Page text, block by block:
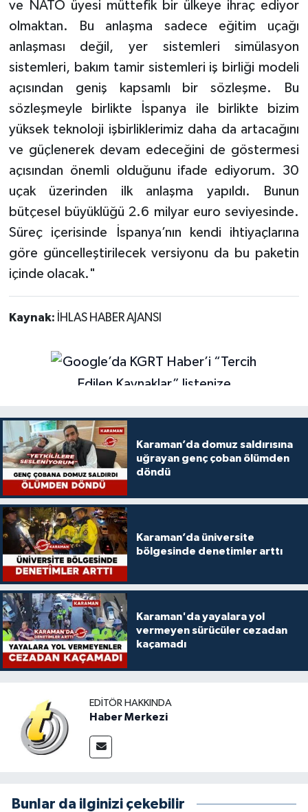
ve NATO üyesi müttefik bir ülkeye ihraç ediyor
olmaktan. Bu anlaşma sadece eğitim uçağı
anlaşması değil, yer sistemleri simülasyon
sistemleri, bakım tamir sistemleri iş birliği modeli
açısından geniş kapsamlı bir sözleşme. Bu
sözleşmeyle birlikte İspanya ile birlikte bizim
yüksek teknoloji işbirliklerimiz daha da artacağını
ve güçlenerek devam edeceğini de göstermesi
açısından önemli olduğunu ifade ediyorum. 30
uçak üzerinden ilk anlaşma yapıldı. Bunun
bütçesel büyüklüğü 2.6 milyar euro seviyesinde.
Süreç içerisinde İspanya’nın kendi ihtiyaçlarına
göre güncelleştirilecek versiyonu da bu paketin
içinde olacak."
Kaynak: İHLAS HABER AJANSI
Karaman’da domuz saldırısına
uğrayan genç çoban ölümden
döndü
Karaman’da üniversite
bölgesinde denetimler arttı
Karaman'da yayalara yol
vermeyen sürücüler cezadan
kaçamadı
EDITÖR HAKKINDA
Haber Merkezi
Bunlar da ilginizi çekebilir